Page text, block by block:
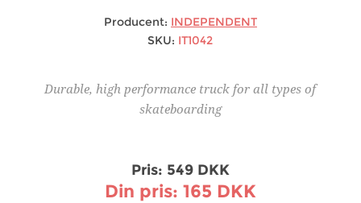
Producent: INDEPENDENT
SKU: IT1042
Durable, high performance truck for all types of
skateboarding
Pris: 549 DKK
Din pris: 165 DKK